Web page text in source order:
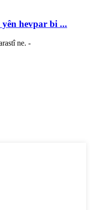
hevpar bi ...
ne. -